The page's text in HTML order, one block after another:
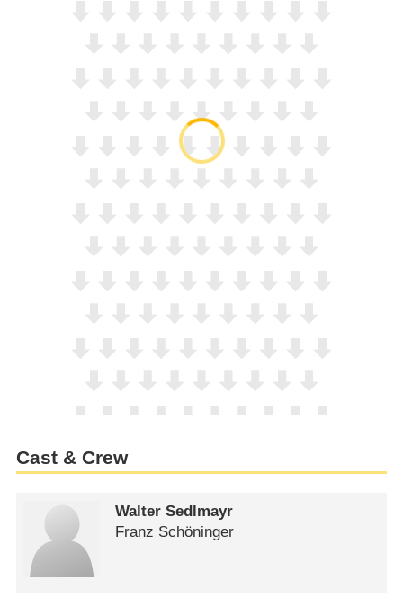
Cast & Crew
Walter Sedlmayr
Franz Schöninger